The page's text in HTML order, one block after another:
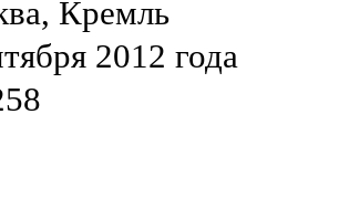
Кремль
2012 года